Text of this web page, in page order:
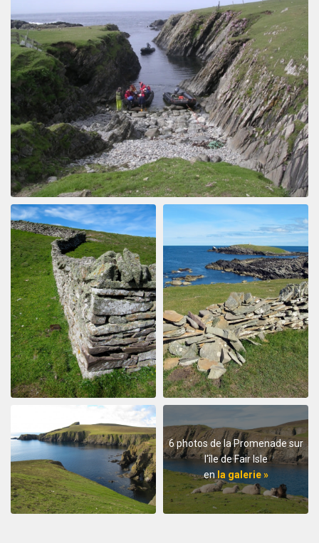
6 photos de la Promenade sur
l'île de Fair Isle
enla galerie »